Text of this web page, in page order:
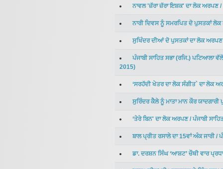
ਨਾਵਲ 'ਜ਼ੱਰਾ ਜ਼ੱਰਾ ਇਸ਼ਕ' ਦਾ ਲੋਕ ਅਰਪਣ/
ਨਾਰੀ ਦਿਵਸ ਨੂੰ ਸਮਰਪਿਤ ਦੋ ਪੁਸਤਕਾਂ
ਸੁਖਿੰਦਰ ਦੀਆਂ ਦੋ ਪੁਸਤਕਾਂ ਦਾ ਲੋਕ ਅਰਪਣ
ਪੰਜਾਬੀ ਸਾਹਿਤ ਸਭਾ (ਰਜਿ.) ਪਟਿਆਲਾ
2015)
‘ਸਰਹੱਦੀ ਖੇਤਰ ਦਾ ਲੋਕ ਸੰਗੀਤ` ਦਾ ਲੋਕ
ਸੁਰਿੰਦਰ ਕੈਲੇ ਨੂੰ ਮਾਤਾ ਮਾਨ ਕੌਰ ਯਾਦਗਾਰੀ
‘ਤੇਰੇ ਬਿਨ' ਦਾ ਲੋਕ ਅਰਪਣ/ ਪੰਜਾਬੀ
ਬਾਲ ਪ੍ਰੀਤ ਰਸਾਲੇ ਦਾ 15ਵਾਂ ਅੰਕ ਜਾਰੀ/
ਡਾ. ਦਰਸ਼ਨ ਸਿੰਘ ‘ਆਸ਼ਟ’ ਚੌਥੀ ਵਾਰ